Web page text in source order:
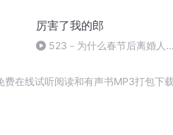
厉害了我的郎
523－为什么春节后离婚人多
在线试听阅读和有声书MP3打包下载